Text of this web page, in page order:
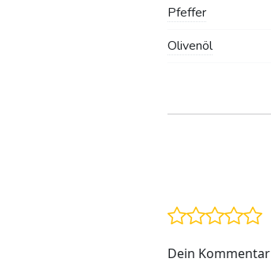
Pfeffer
Olivenöl
Dein Kommentar